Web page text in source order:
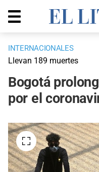
INTERNACIONALES
Llevan 189 muertes
Bogotá
por el